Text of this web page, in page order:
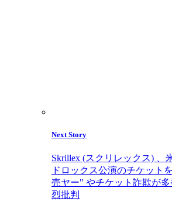
Next Story
Skrillex (スクリレックス) 、
ドロックス公演のチケット
売ヤー" やチケット詐欺が
烈批判